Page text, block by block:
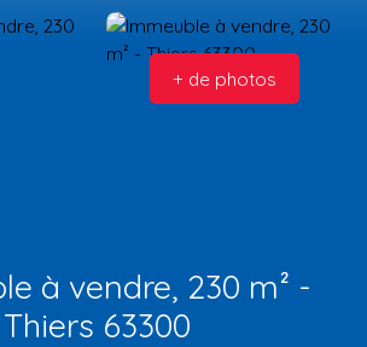
+ de photos
à vendre, 230 m² -
Thiers 63300